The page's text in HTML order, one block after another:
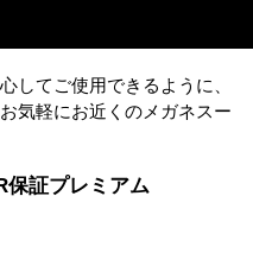
してご使用できるように、
気軽にお近くのメガネスー
保証プレミアム